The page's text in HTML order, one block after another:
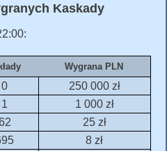
Kaskady
Wygrana PLN
0
250 000 zł
1
1 000 zł
25 zł
8 zł